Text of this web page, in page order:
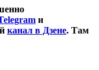
и
канал в Дзене. Там